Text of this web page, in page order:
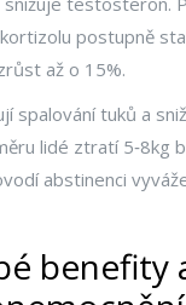
postupně
až o 15%.
spalování tuků a
lidé ztratí 5‑8kg
abstinenci
benefity